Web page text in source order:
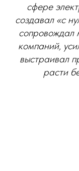
сфере
создавал «с
сопровождал
компаний,
выстраивал
расти